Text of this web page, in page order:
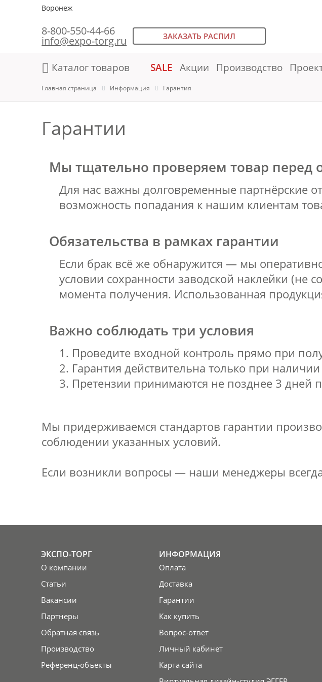
Воронеж
8-800-550-44-66
info@expo-torg.ru ЗАКАЗАТЬ РАСПИЛ
Каталог товаров SALE Акции Производство
Главная страница Информация Гарантия
Гарантии
Мы тщательно проверяем товар перед
Для нас важны долговременные партнёрские
возможность попадания к нашим клиентам
Обязательства в рамках гарантии
Если брак всё же обнаружится — мы
условии сохранности заводской наклейки (не
момента получения. Использованная
Важно соблюдать три условия
1. Проведите входной контроль прямо при
2. Гарантия действительна только при
3. Претензии принимаются не позднее 3 дней
Мы придерживаемся стандартов гарантии
соблюдении указанных условий.
Если возникли вопросы — наши менеджеры
ЭКСПО-ТОРГ
О компании
Статьи
Вакансии
Партнеры
Обратная связь
Производство
Референц-объекты
ИНФОРМАЦИЯ
Оплата
Доставка
Гарантии
Как купить
Вопрос-ответ
Личный кабинет
Карта сайта